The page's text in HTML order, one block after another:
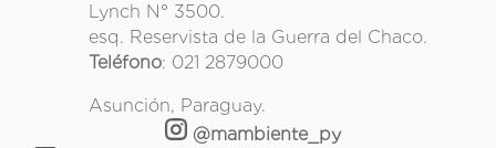
Lynch N° 3500.
esq. Reservista de la Guerra del Chaco.
Teléfono: 021 2879000
Asunción, Paraguay.
@mambiente_py